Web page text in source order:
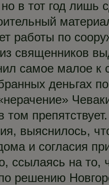
в тот год
работы по
священников
самое малое
деньгах
выяснилось,
и согласия
ссылаясь на то,
решению